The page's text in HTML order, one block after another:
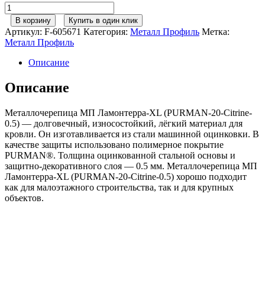
Количество
товара
Металлочерепица
МП
Ламонтерра-
(PURMAN-
20-
Citrine-
В корзину Купить в один клик
Артикул: F-605671 Категория: Металл Профиль Метка:
Металл Профиль
Описание
Описание
Металлочерепица МП Ламонтерра-XL (PURMAN-20-Citrine-
0.5) — долговечный, износостойкий, лёгкий материал для
кровли. Он изготавливается из стали машинной оцинковки. В
качестве защиты использовано полимерное покрытие
PURMAN®. Толщина оцинкованной стальной основы и
защитно-декоративного слоя — 0.5 мм. Металлочерепица МП
Ламонтерра-XL (PURMAN-20-Citrine-0.5) хорошо подходит
как для малоэтажного строительства, так и для крупных
объектов.